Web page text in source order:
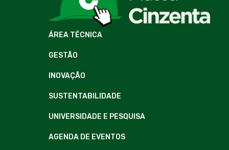
ÁREA TÉCNICA
GESTÃO
INOVAÇÃO
SUSTENTABILIDADE
UNIVERSIDADE E PESQUISA
AGENDA DE EVENTOS